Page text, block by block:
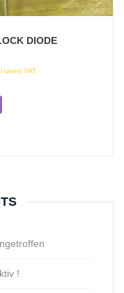
DIODE
taxes VAT
!